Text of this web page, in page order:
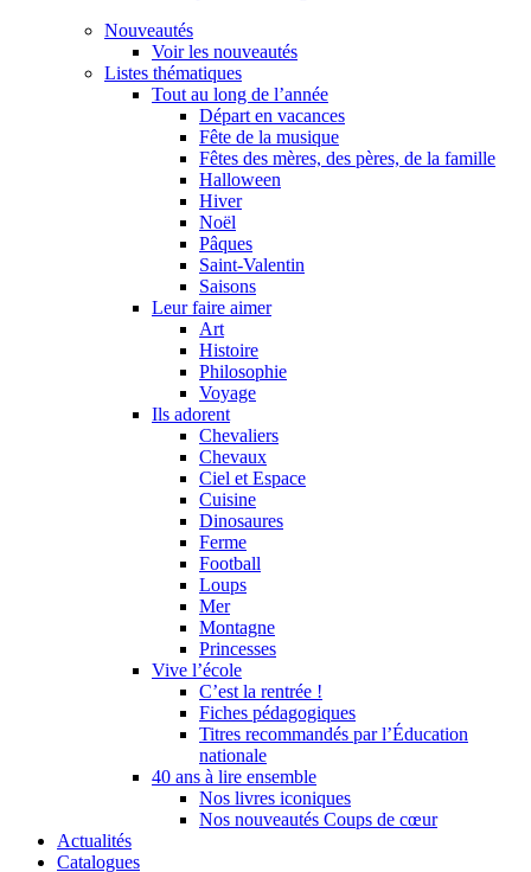
Nouveautés
Voir les nouveautés
Listes thématiques
Tout au long de l’année
Départ en vacances
Fête de la musique
Fêtes des mères, des pères, de la famille
Halloween
Hiver
Noël
Pâques
Saint-Valentin
Saisons
Leur faire aimer
Art
Histoire
Philosophie
Voyage
Ils adorent
Chevaliers
Chevaux
Ciel et Espace
Cuisine
Dinosaures
Ferme
Football
Loups
Mer
Montagne
Princesses
Vive l’école
C’est la rentrée !
Fiches pédagogiques
Titres recommandés par l’Éducation
nationale
40 ans à lire ensemble
Nos livres iconiques
Nos nouveautés Coups de cœur
Actualités
Catalogues